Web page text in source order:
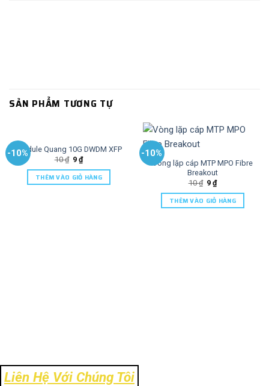
SẢN PHẨM TƯƠNG TỰ
-10%Module Quang 10G DWDM XFP
10₫ 9₫
THÊM VÀO GIỎ HÀNG
-10%
Vòng lặp cáp MTP MPO Fibre
Breakout
10₫ 9₫
THÊM VÀO GIỎ HÀNG
Liên Hệ Với Chúng Tôi